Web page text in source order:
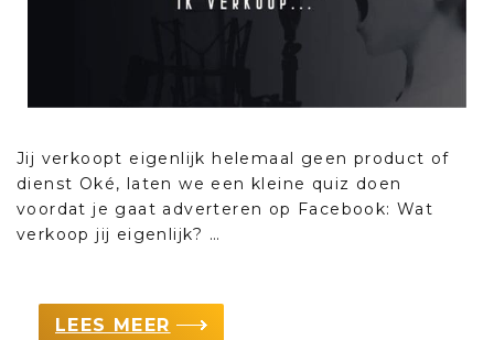
Jij verkoopt eigenlijk helemaal geen product of
dienst Oké, laten we een kleine quiz doen
voordat je gaat adverteren op Facebook: Wat
verkoop jij eigenlijk? …
LEES MEER